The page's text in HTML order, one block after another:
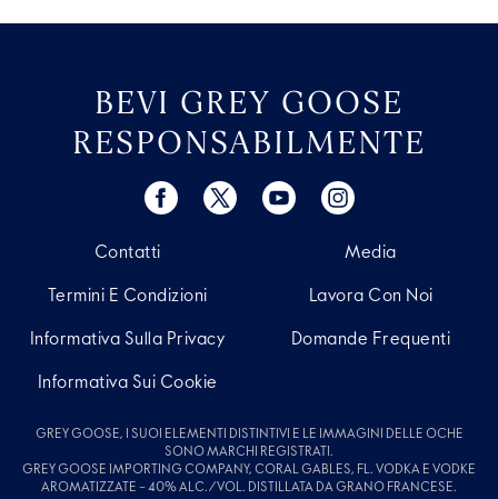
BEVI GREY GOOSE
RESPONSABILMENTE
Contatti
Termini E Condizioni
Informativa Sulla Privacy
Informativa Sui Cookie
Media
Lavora Con Noi
Domande Frequenti
GREY GOOSE, I SUOI ELEMENTI DISTINTIVI E LE IMMAGINI DELLE OCHE
SONO MARCHI REGISTRATI.
GREY GOOSE IMPORTING COMPANY, CORAL GABLES, FL. VODKA E VODKE
AROMATIZZATE – 40% ALC./VOL. DISTILLATA DA GRANO FRANCESE.